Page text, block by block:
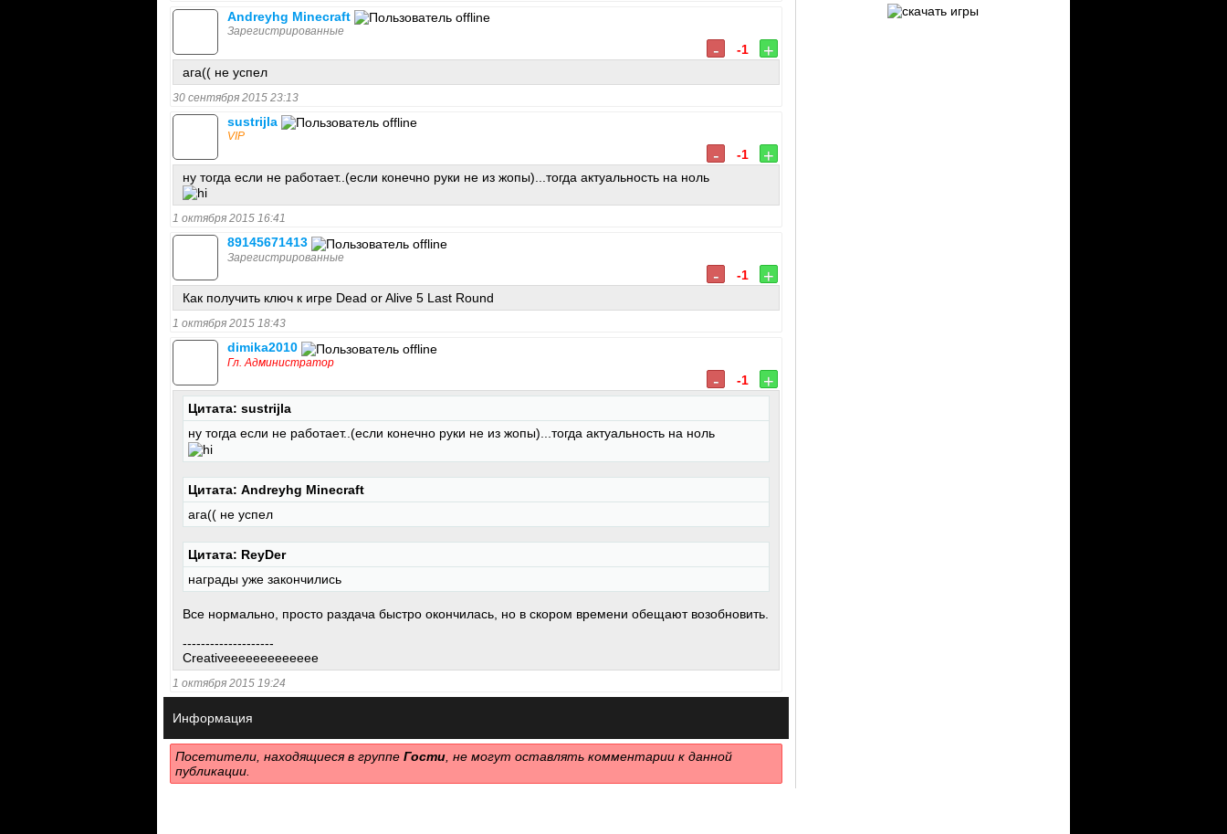
Andreyhg Minecraft
Зарегистрированные
- -1 +
ага(( не успел
30 сентября 2015 23:13
sustrijla
VIP
- -1 +
ну тогда если не работает..(если конечно руки не из жопы)...тогда актуальность на ноль
1 октября 2015 16:41
89145671413
Зарегистрированные
- -1 +
Как получить ключ к игре Dead or Alive 5 Last Round
1 октября 2015 18:43
dimika2010
Гл. Администратор
- -1 +
Цитата: sustrijla
ну тогда если не работает..(если конечно руки не из жопы)...тогда актуальность на ноль
Цитата: Andreyhg Minecraft
ага(( не успел
Цитата: ReyDer
награды уже закончились
Все нормально, просто раздача быстро окончилась, но в скором времени обещают возобновить.
--------------------
Creativeeeeeeeeeeeee
1 октября 2015 19:24
Информация
Посетители, находящиеся в группе Гости , не могут оставлять комментарии к данной
публикации.